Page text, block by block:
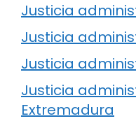
Justicia
Justicia
Justicia
Justicia
Extremadura